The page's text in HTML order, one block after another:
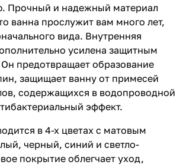
Прочный и надежный материал
ванна прослужит вам много лет,
вида. Внутренняя
усилена защитным
предотвращает образование
защищает ванну от примесей
содержащихся в водопроводной
эффект.
в 4-х цветах с матовым
черный, синий и светло-
покрытие облегчает уход,